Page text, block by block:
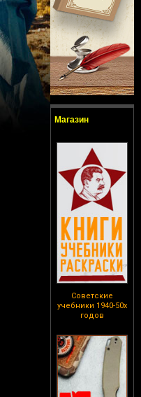
Магазин
Советские
учебники 1940-50х
годов